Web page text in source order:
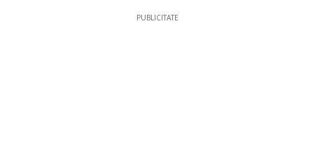
PUBLICITATE